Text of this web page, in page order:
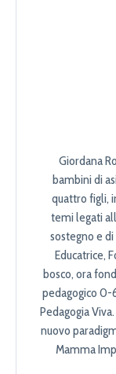
Giordana
bambini di
quattro figli,
temi legati
sostegno e
Educatrice,
bosco, ora
pedagogico 0-
Pedagogia
nuovo
Mamma